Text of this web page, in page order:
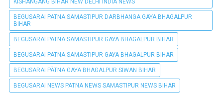
BEGUSARAI PATNA SAMASTIPUR DARBHANGA GAYA BHAGALPUR
BIHAR
BEGUSARAI PATNA SAMASTIPUR GAYA BHAGALPUR BIHAR
BEGUSARAI PATNA SAMASTIPUR GAYA BHAGALPUR BIHAR
BEGUSARAI PÀTNA GAYA BHAGALPUR SIWAN BIHAR
BEGUSARAI NEWS PATNA NEWS SAMASTIPUR NEWS BIHAR